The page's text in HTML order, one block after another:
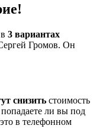
3 вариантах
Громов. Он
снизить стоимость
ли вы под
в телефонном